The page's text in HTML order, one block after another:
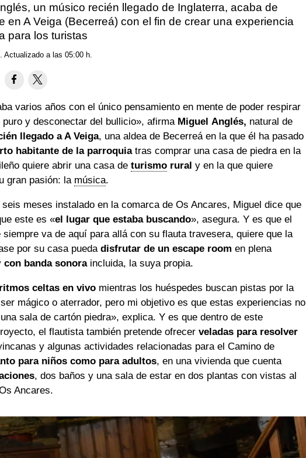
un músico recién llegado de Inglaterra, acaba de
en A Veiga (Becerreá) con el fin de crear una experiencia
para los turistas
. Actualizado a las 05:00 h.
varios años con el único pensamiento en mente de poder respirar
puro y desconectar del bullicio», afirma Miguel Anglés, natural de
llegado a A Veiga, una aldea de Becerreá en la que él ha pasado
habitante de la parroquiatras comprar una casa de piedra en la
quiere abrir una casa de turismo rural y en la que quiere
gran pasión: la música.
seis meses instalado en la comarca de Os Ancares, Miguel dice que
este es «el lugar que estaba buscando», asegura. Y es que el
siempre va de aquí para allá con su flauta travesera, quiere que la
por su casa puedadisfrutar de un escape room en plena
con banda sonoraincluida, la suya propia.
celtas en vivo mientras los huéspedes buscan pistas por la
mágico o aterrador, pero mi objetivo es que estas experiencias no
sala de cartón piedra», explica. Y es que dentro de este
el flautista también pretende ofrecer veladas para resolver
y algunas actividades relacionadas para el Camino de
para niños como para adultos, en una vivienda que cuenta
, dos baños y una sala de estar en dos plantas con vistas al
Ancares.